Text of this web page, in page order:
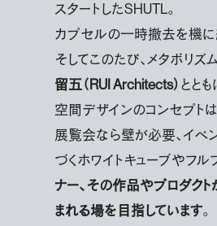
スタートしたSHUTL。
カプセルの一時撤去を機に
そしてこのたび、メタボリ
留五（RUI Architects） とと
空間デザインのコンセプトは
展覧会なら壁が必要、イベ
づくホワイトキューブやフ
ナー、その作品やプロダク
まれる場を目指しています。